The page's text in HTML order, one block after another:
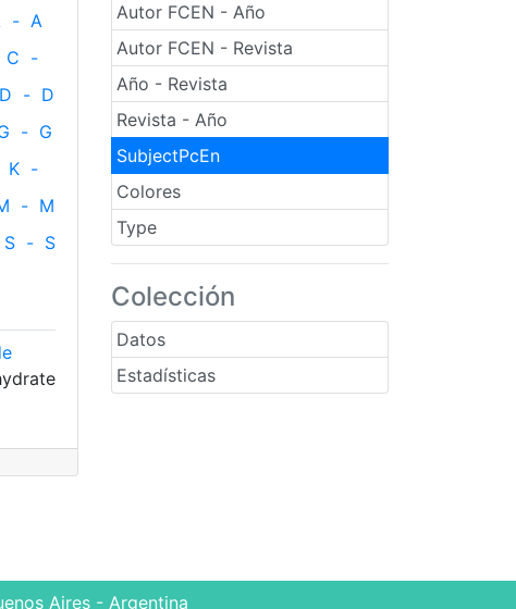
Autor FCEN - Año
Autor FCEN - Revista
Año - Revista
Revista - Año
SubjectPcEn
Colores
Type
Colección
Datos
Estadísticas
- A
C -
D - D
- G
K -
- M
S - S
Aires - Argentina